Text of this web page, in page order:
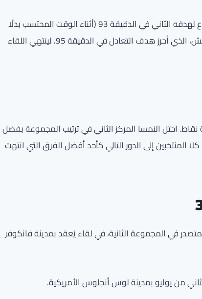
واصل محرز تألقه في الدقائق الأخيرة من الشوط الثاني، حيث أضاع لهدفه الثاني في الدقيقة 93 (أثناء الوقت المحتسب بدلًا
من الضائع). إلا أن النمسا استطاع أن يردّ سريعاً عبر ساشا كالادزيتش، الذي أحرز هدف التعادل في الدقيقة 95، لينتهي اللقاء
نقاط. احتل النمسا المركز الثاني في ترتيب المجموعة بفضل
المنتخبين إلى الدور التالي كأحد أفضل الفرق التي انتهت
الـ32 مع منتخب سويسرا، المتصدر في المجموعة الثانية، في لقاء يُعقد بمدينة فانكوفر
من يوليو بمدينة لوس أنجلوس الأمريكية.